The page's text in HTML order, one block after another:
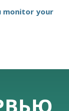
monitor your